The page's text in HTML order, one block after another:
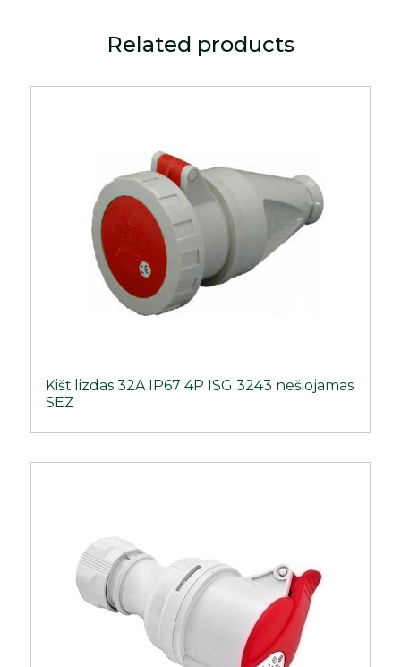
Related products
Kišt.lizdas 32A IP67 4P ISG 3243 nešiojamas
SEZ